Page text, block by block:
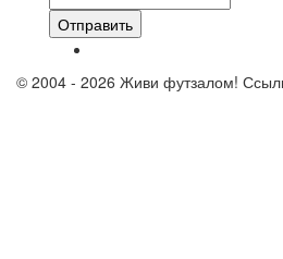
Отправить
© 2004 - 2026 Живи футзалом!